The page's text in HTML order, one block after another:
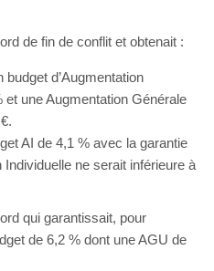
de fin de conflit et obtenait :
d’Augmentation
et une Augmentation Générale
AI de 4,1 % avec la garantie
Individuelle ne serait inférieure à
qui garantissait, pour
de 6,2 % dont une AGU de